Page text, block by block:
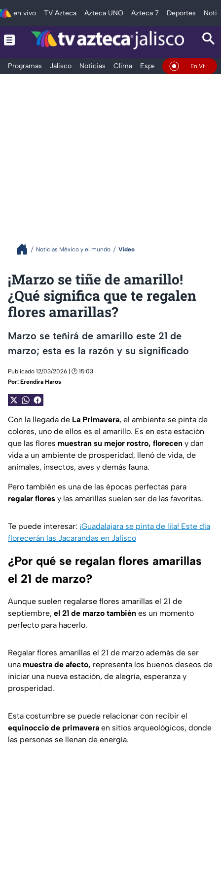
en vivo TV Azteca Azteca UNO Azteca 7 Deportes
Programas Jalisco Noticias Clima Espectáculos Deportes
En Vivo
Noticias México y el mundo Video
¡Marzo se tiñe de amarillo!
¿Qué significa que te regalen
flores amarillas?
Marzo se teñirá de amarillo este 21 de
marzo; esta es la razón y su significado
Publicado 12/03/2026 | 🕑 15:03
Por: Erendira Haros
Con la llegada de La Primavera, el ambiente se pinta de
colores, uno de ellos es el amarillo. Es en esta estación
que las flores muestran su mejor rostro, florecen y dan
vida a un ambiente de prosperidad, llenó de vida, de
animales, insectos, aves y demás fauna.
Pero también es una de las épocas perfectas para
regalar flores y las amarillas suelen ser de las favoritas.
Te puede interesar: ¡Guadalajara se pinta de lila! Este día
florecerán las Jacarandas en Jalisco
¿Por qué se regalan flores amarillas
el 21 de marzo?
Aunque suelen regalarse flores amarillas el 21 de
septiembre, el 21 de marzo también es un momento
perfecto para hacerlo.
Regalar flores amarillas el 21 de marzo además de ser
una muestra de afecto, representa los buenos deseos de
iniciar una nueva estación, de alegría, esperanza y
prosperidad.
Esta costumbre se puede relacionar con recibir el
equinoccio de primavera en sitios arqueológicos, donde
las personas se llenan de energía.